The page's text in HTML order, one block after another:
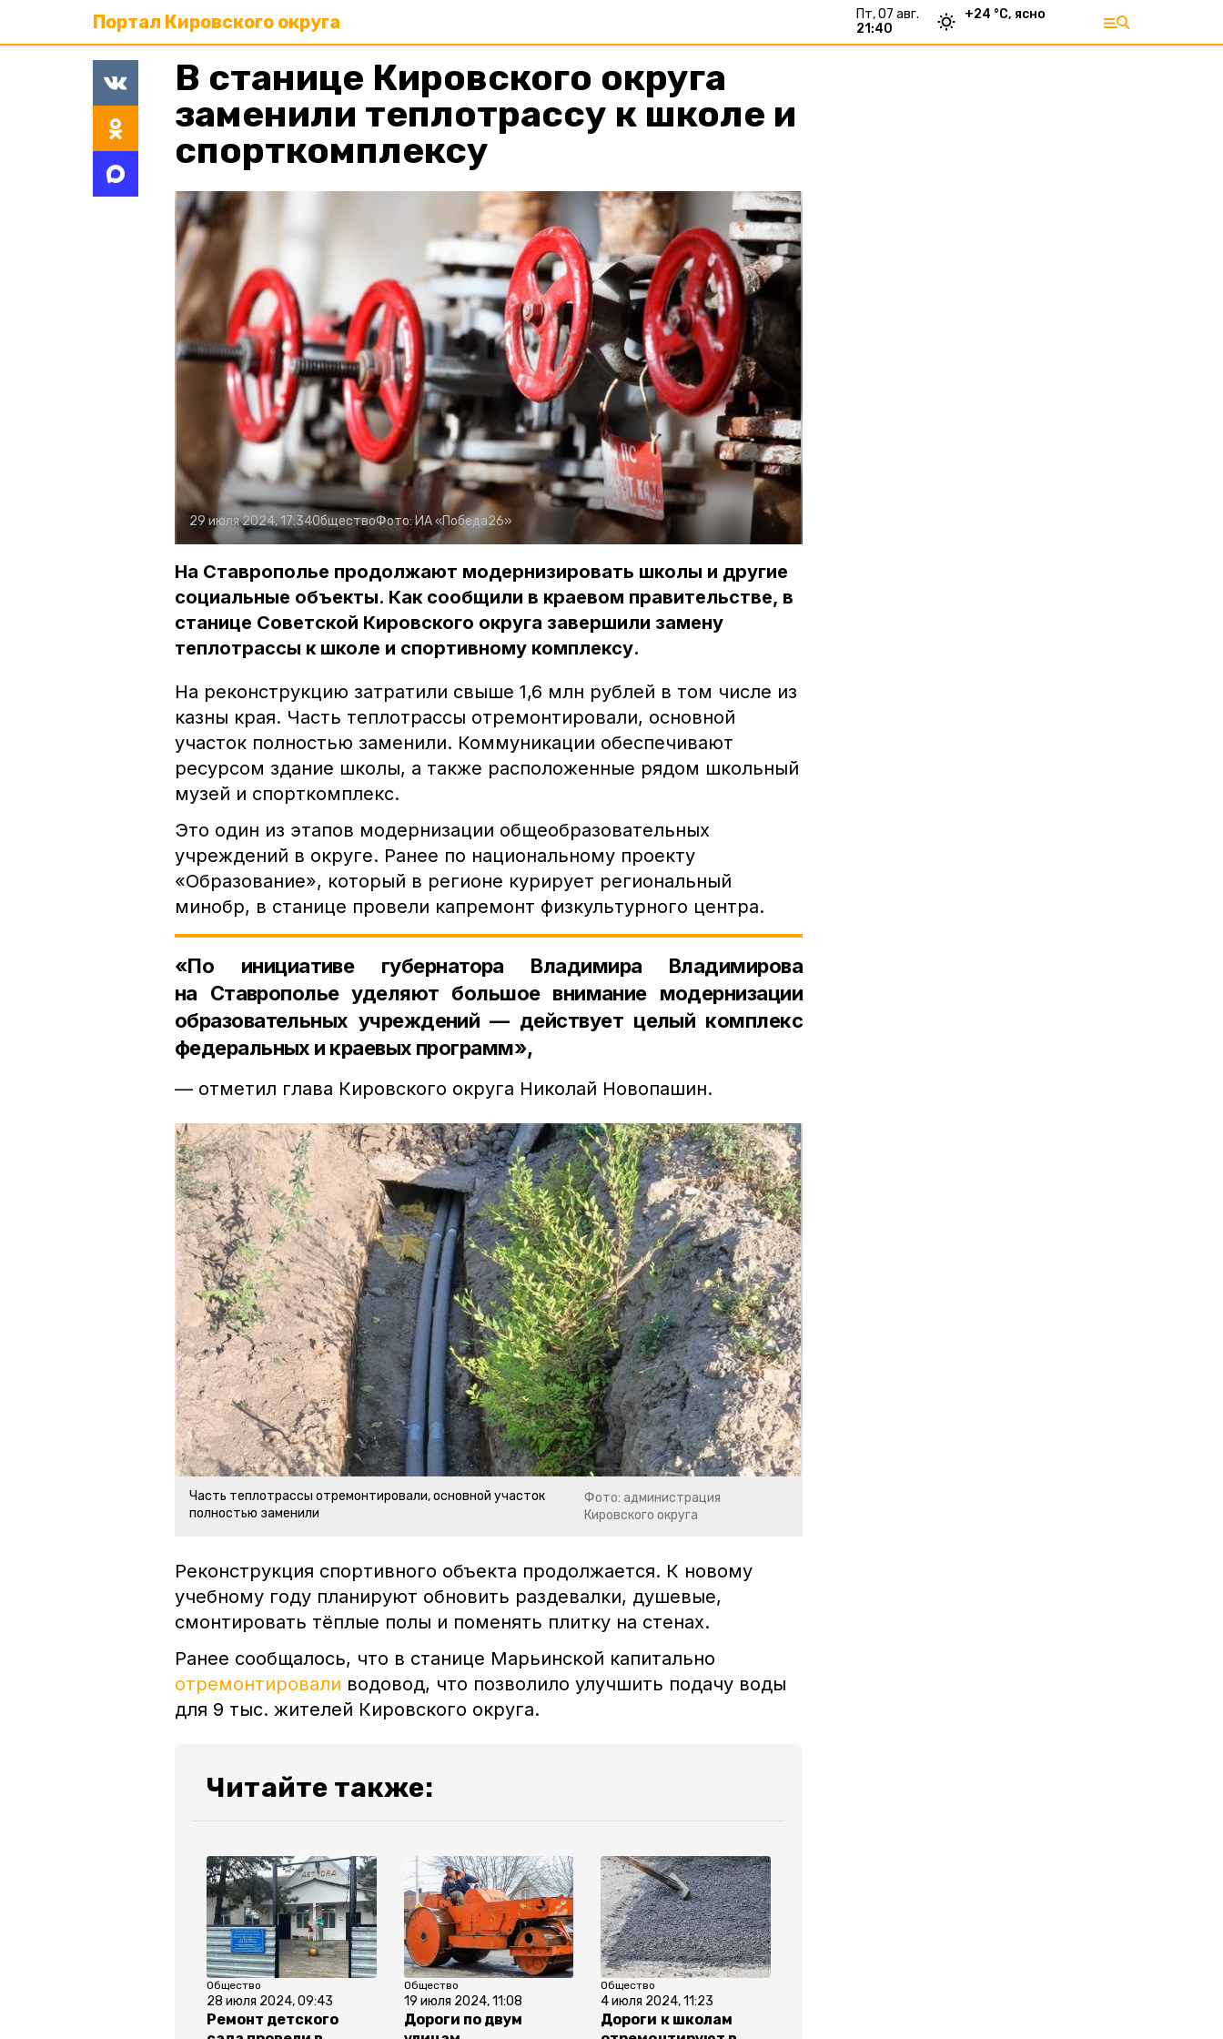
Портал Кировского округа
пт, 07 авг.
21:40
+24 °С, ясно
В станице Кировского округа
заменили теплотрассу к школе и
спорткомплексу
29 июля 2024, 17:34ОбществоФото: ИА «Победа26»
На Ставрополье продолжают модернизировать школы и другие
социальные объекты. Как сообщили в краевом правительстве, в
станице Советской Кировского округа завершили замену
теплотрассы к школе и спортивному комплексу.
На реконструкцию затратили свыше 1,6 млн рублей в том числе из
казны края. Часть теплотрассы отремонтировали, основной
участок полностью заменили. Коммуникации обеспечивают
ресурсом здание школы, а также расположенные рядом школьный
музей и спорткомплекс.
Это один из этапов модернизации общеобразовательных
учреждений в округе. Ранее по национальному проекту
«Образование», который в регионе курирует региональный
минобр, в станице провели капремонт физкультурного центра.
«По инициативе губернатора Владимира Владимирова
на Ставрополье уделяют большое внимание модернизации
образовательных учреждений — действует целый комплекс
федеральных и краевых программ»,
— отметил глава Кировского округа Николай Новопашин.
Часть теплотрассы отремонтировали, основной участок
полностью заменили
Фото: администрация
Кировского округа
Реконструкция спортивного объекта продолжается. К новому
учебному году планируют обновить раздевалки, душевые,
смонтировать тёплые полы и поменять плитку на стенах.
Ранее сообщалось, что в станице Марьинской капитально
отремонтировали водовод, что позволило улучшить подачу воды
для 9 тыс. жителей Кировского округа.
Читайте также:
Общество
28 июля 2024, 09:43
Ремонт детского
Общество
19 июля 2024, 11:08
Дороги по двум
Общество
4 июля 2024, 11:23
Дороги к школам